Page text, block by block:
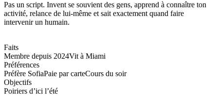
Pas un script. Invent se souvient des gens, apprend à connaître ton
activité, relance de lui-même et sait exactement quand faire
intervenir un humain.
Faits
Membre depuis 2024Vit à Miami
Préférences
Préfère SofiaPaie par carteCours du soir
Objectifs
Poiriers d’ici l’été